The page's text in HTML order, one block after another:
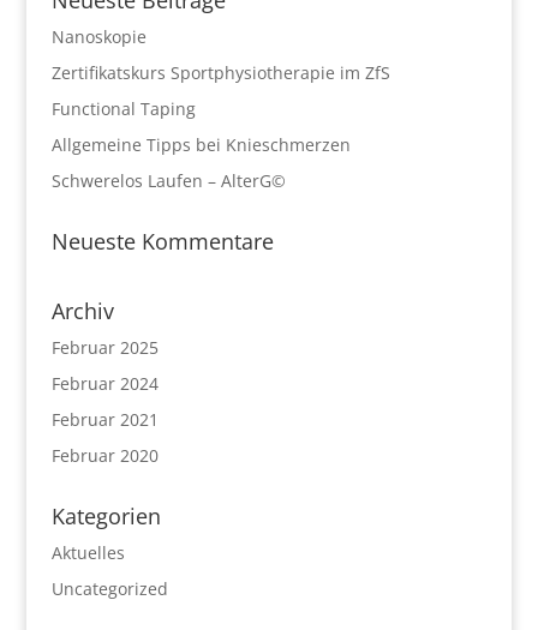
Nanoskopie
Zertifikatskurs Sportphysiotherapie im ZfS
Functional Taping
Allgemeine Tipps bei Knieschmerzen
Schwerelos Laufen – AlterG©
Neueste Kommentare
Archiv
Februar 2025
Februar 2024
Februar 2021
Februar 2020
Kategorien
Aktuelles
Uncategorized